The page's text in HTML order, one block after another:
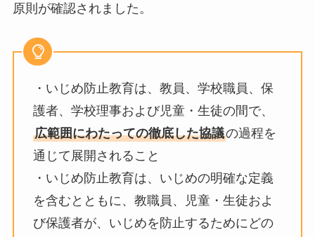
原則が確認されました。
・いじめ防止教育は、教員、学校職員、保
護者、学校理事および児童・生徒の間で、
広範囲にわたっての徹底した協議の過程を
通じて展開されること
・いじめ防止教育は、いじめの明確な定義
を含むとともに、教職員、児童・生徒およ
び保護者が、いじめを防止するためにどの